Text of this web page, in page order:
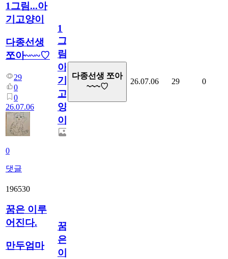
1그림...아
기고양이
다종선생
쪼아~~~♡
29
0
0
26.07.06
0
댓글
1
그
림...
아
기
고
양
이
다종선생 쪼아
~~~♡
26.07.06 29 0
196530
꿈은 이루
어진다.
만두엄마
꿈
은
이